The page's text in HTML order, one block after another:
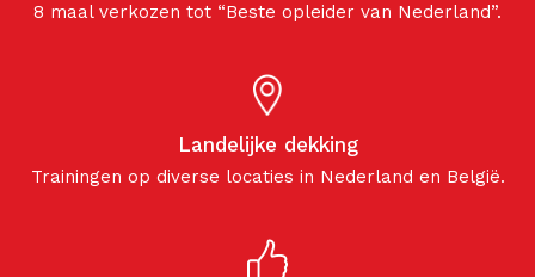
8 maal verkozen tot “Beste opleider van Nederland”.
Landelijke dekking
Trainingen op diverse locaties in Nederland en België.